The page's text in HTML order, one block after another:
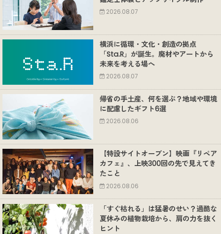
2026.08.07
横浜に循環・文化・創造の拠点
「Sta.R」が誕生。廃材やアートから
未来を考える場へ
2026.08.07
帰省の手土産、何を選ぶ？地域や環境
に配慮したギフト6選
2026.08.06
【特設サイトオープン】映画『リペア
カフェ』、上映300回の先で見えてき
たこと
2026.08.06
「すぐ枯れる」は猛暑のせい？過酷な
夏休みの植物栽培から、肩の力を抜く
ヒント